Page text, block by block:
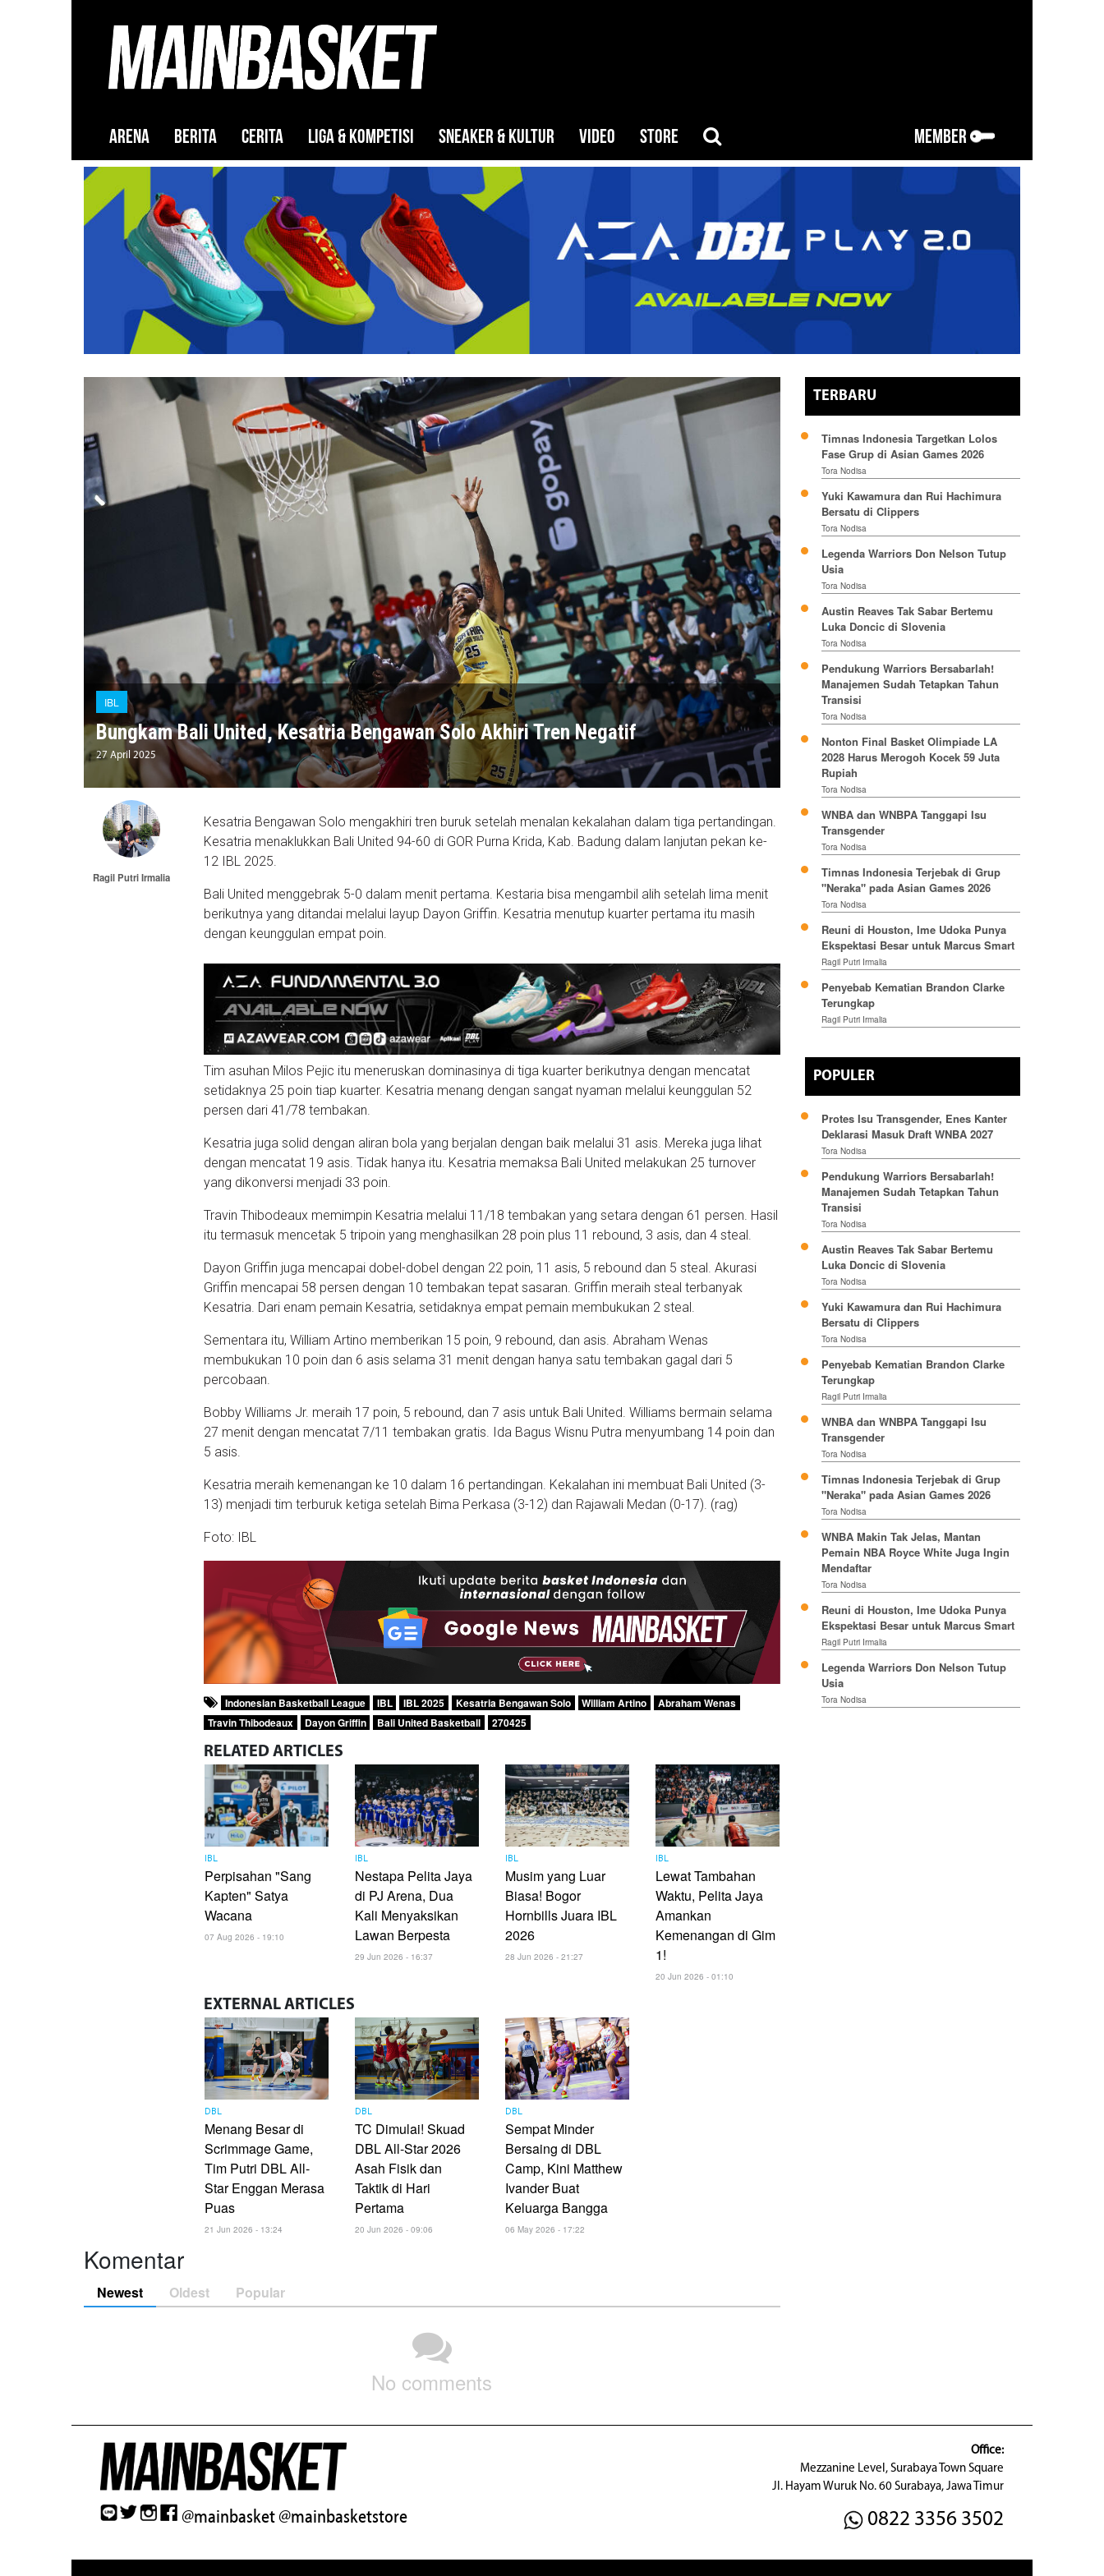
ARENA BERITA CERITA LIGA & KOMPETISI SNEAKER & KULTUR VIDEO STORE MEMBER
IBL
Bungkam Bali United, Kesatria Bengawan Solo Akhiri Tren Negatif
27 April 2025
Ragil Putri Irmalia
Kesatria Bengawan Solo mengakhiri tren buruk setelah menalan kekalahan dalam tiga pertandingan.
Kesatria menaklukkan Bali United 94-60 di GOR Purna Krida, Kab. Badung dalam lanjutan pekan ke-
12 IBL 2025.
Bali United menggebrak 5-0 dalam menit pertama. Kestaria bisa mengambil alih setelah lima menit
berikutnya yang ditandai melalui layup Dayon Griffin. Kesatria menutup kuarter pertama itu masih
dengan keunggulan empat poin.
Tim asuhan Milos Pejic itu meneruskan dominasinya di tiga kuarter berikutnya dengan mencatat
setidaknya 25 poin tiap kuarter. Kesatria menang dengan sangat nyaman melalui keunggulan 52
persen dari 41/78 tembakan.
Kesatria juga solid dengan aliran bola yang berjalan dengan baik melalui 31 asis. Mereka juga lihat
dengan mencatat 19 asis. Tidak hanya itu. Kesatria memaksa Bali United melakukan 25 turnover
yang dikonversi menjadi 33 poin.
Travin Thibodeaux memimpin Kesatria melalui 11/18 tembakan yang setara dengan 61 persen. Hasil
itu termasuk mencetak 5 tripoin yang menghasilkan 28 poin plus 11 rebound, 3 asis, dan 4 steal.
Dayon Griffin juga mencapai dobel-dobel dengan 22 poin, 11 asis, 5 rebound dan 5 steal. Akurasi
Griffin mencapai 58 persen dengan 10 tembakan tepat sasaran. Griffin meraih steal terbanyak
Kesatria. Dari enam pemain Kesatria, setidaknya empat pemain membukukan 2 steal.
Sementara itu, William Artino memberikan 15 poin, 9 rebound, dan asis. Abraham Wenas
membukukan 10 poin dan 6 asis selama 31 menit dengan hanya satu tembakan gagal dari 5
percobaan.
Bobby Williams Jr. meraih 17 poin, 5 rebound, dan 7 asis untuk Bali United. Williams bermain selama
27 menit dengan mencatat 7/11 tembakan gratis. Ida Bagus Wisnu Putra menyumbang 14 poin dan
5 asis.
Kesatria meraih kemenangan ke 10 dalam 16 pertandingan. Kekalahan ini membuat Bali United (3-
13) menjadi tim terburuk ketiga setelah Bima Perkasa (3-12) dan Rajawali Medan (0-17). (rag)
Foto: IBL
Indonesian Basketball League IBL IBL 2025 Kesatria Bengawan Solo William Artino
Abraham Wenas
Travin Thibodeaux
Dayon Griffin Bali United Basketball 270425
RELATED ARTICLES
IBL
Perpisahan "Sang
Kapten" Satya
Wacana
07 Aug 2026 - 19:10
IBL
Nestapa Pelita Jaya
di PJ Arena, Dua
Kali Menyaksikan
Lawan Berpesta
29 Jun 2026 - 16:37
IBL
Musim yang Luar
Biasa! Bogor
Hornbills Juara IBL
2026
28 Jun 2026 - 21:27
IBL
Lewat Tambahan
Waktu, Pelita Jaya
Amankan
Kemenangan di Gim
1!
20 Jun 2026 - 01:10
EXTERNAL ARTICLES
DBL
Menang Besar di
Scrimmage Game,
Tim Putri DBL All-
Star Enggan Merasa
Puas
21 Jun 2026 - 13:24
DBL
TC Dimulai! Skuad
DBL All-Star 2026
Asah Fisik dan
Taktik di Hari
Pertama
20 Jun 2026 - 09:06
DBL
Sempat Minder
Bersaing di DBL
Camp, Kini Matthew
Ivander Buat
Keluarga Bangga
06 May 2026 - 17:22
Komentar
Newest Oldest Popular
No comments
TERBARU
Timnas Indonesia Targetkan Lolos
Fase Grup di Asian Games 2026
Tora Nodisa
Yuki Kawamura dan Rui Hachimura
Bersatu di Clippers
Tora Nodisa
Legenda Warriors Don Nelson Tutup
Usia
Tora Nodisa
Austin Reaves Tak Sabar Bertemu
Luka Doncic di Slovenia
Tora Nodisa
Pendukung Warriors Bersabarlah!
Manajemen Sudah Tetapkan Tahun
Transisi
Tora Nodisa
Nonton Final Basket Olimpiade LA
2028 Harus Merogoh Kocek 59 Juta
Rupiah
Tora Nodisa
WNBA dan WNBPA Tanggapi Isu
Transgender
Tora Nodisa
Timnas Indonesia Terjebak di Grup
"Neraka" pada Asian Games 2026
Tora Nodisa
Reuni di Houston, Ime Udoka Punya
Ekspektasi Besar untuk Marcus Smart
Ragil Putri Irmalia
Penyebab Kematian Brandon Clarke
Terungkap
Ragil Putri Irmalia
POPULER
Protes Isu Transgender, Enes Kanter
Deklarasi Masuk Draft WNBA 2027
Tora Nodisa
Pendukung Warriors Bersabarlah!
Manajemen Sudah Tetapkan Tahun
Transisi
Tora Nodisa
Austin Reaves Tak Sabar Bertemu
Luka Doncic di Slovenia
Tora Nodisa
Yuki Kawamura dan Rui Hachimura
Bersatu di Clippers
Tora Nodisa
Penyebab Kematian Brandon Clarke
Terungkap
Ragil Putri Irmalia
WNBA dan WNBPA Tanggapi Isu
Transgender
Tora Nodisa
Timnas Indonesia Terjebak di Grup
"Neraka" pada Asian Games 2026
Tora Nodisa
WNBA Makin Tak Jelas, Mantan
Pemain NBA Royce White Juga Ingin
Mendaftar
Tora Nodisa
Reuni di Houston, Ime Udoka Punya
Ekspektasi Besar untuk Marcus Smart
Ragil Putri Irmalia
Legenda Warriors Don Nelson Tutup
Usia
Tora Nodisa
@mainbasket@mainbasketstore
Office:
Mezzanine Level, Surabaya Town Square
Jl. Hayam Wuruk No. 60 Surabaya, Jawa Timur
0822 3356 3502